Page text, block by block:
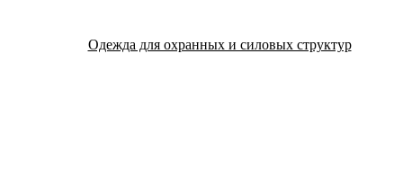
Одежда для охранных и силовых структур